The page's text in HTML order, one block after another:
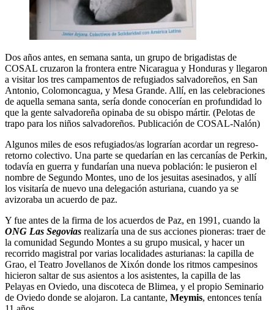
Dos años antes, en semana santa, un grupo de brigadistas de
COSAL cruzaron la frontera entre Nicaragua y Honduras y llegaron
a visitar los tres campamentos de refugiados salvadoreños, en San
Antonio, Colomoncagua, y Mesa Grande. Allí, en las celebraciones
de aquella semana santa, sería donde conocerían en profundidad lo
que la gente salvadoreña opinaba de su obispo mártir. (Pelotas de
trapo para los niños salvadoreños. Publicación de COSAL-Nalón)
Algunos miles de esos refugiados/as lograrían acordar un regreso-
retorno colectivo. Una parte se quedarían en las cercanías de Perkin,
todavía en guerra y fundarían una nueva población: le pusieron el
nombre de Segundo Montes, uno de los jesuitas asesinados, y allí
los visitaría de nuevo una delegación asturiana, cuando ya se
avizoraba un acuerdo de paz.
Y fue antes de la firma de los acuerdos de Paz, en 1991, cuando la
ONG Las Segovias realizaría una de sus acciones pioneras: traer de
la comunidad Segundo Montes a su grupo musical, y hacer un
recorrido magistral por varias localidades asturianas: la capilla de
Grao, el Teatro Jovellanos de Xixón donde los ritmos campesinos
hicieron saltar de sus asientos a los asistentes, la capilla de las
Pelayas en Oviedo, una discoteca de Blimea, y el propio Seminario
de Oviedo donde se alojaron. La cantante, Meymis, entonces tenía